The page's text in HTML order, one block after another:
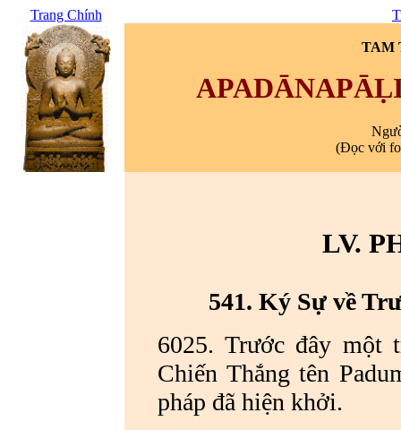
Trang Chính
TAM
(Đọc với
LV.
541. Ký Sự về
6025. Trước đây một
Chiến Thắng tên
pháp đã hiện khởi.